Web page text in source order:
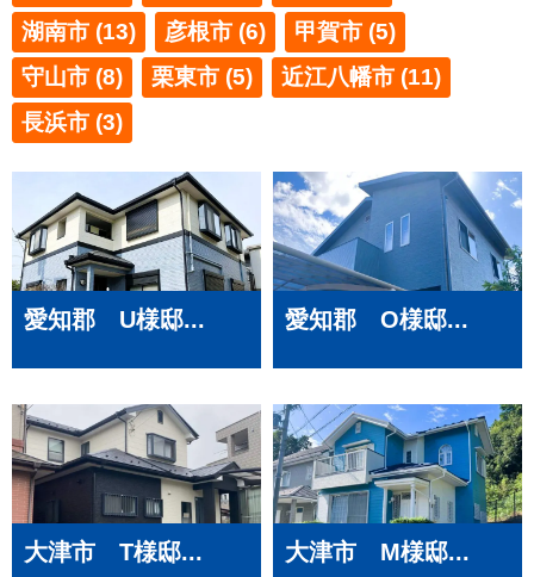
湖南市 (13)
彦根市 (6)
甲賀市 (5)
守山市 (8)
栗東市 (5)
近江八幡市 (11)
長浜市 (3)
愛知郡 U様邸... 愛知郡 O様邸...
大津市 T様邸... 大津市 M様邸...